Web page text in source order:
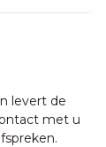
levert de
met u